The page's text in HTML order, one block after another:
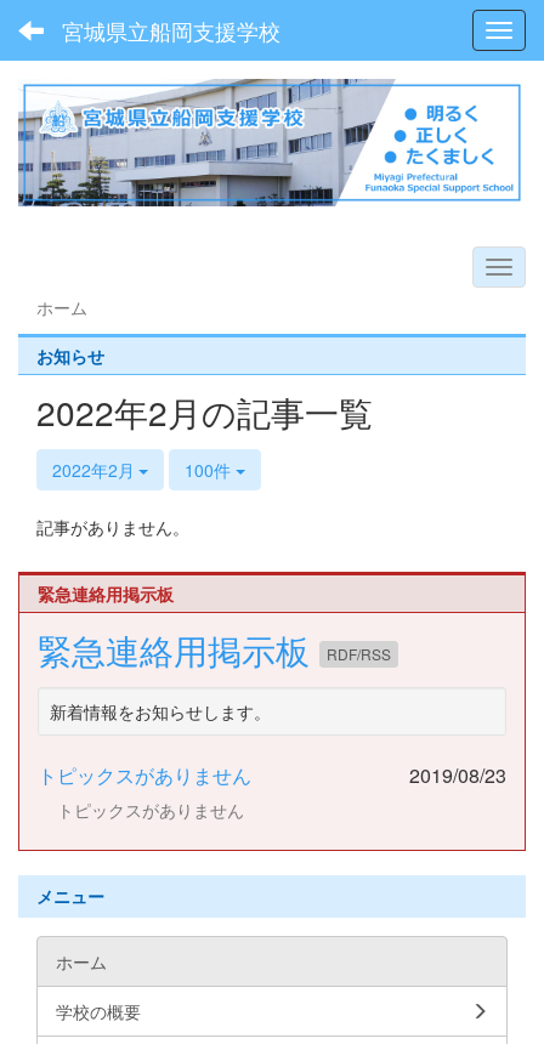
宮城県立船岡支援学校
ホーム
お知らせ
2022年2月の記事一覧
2022年2月 100件
記事がありません。
緊急連絡用掲示板
緊急連絡用掲示板 RDF/RSS
新着情報をお知らせします。
トピックスがありません 2019/08/23
トピックスがありません
メニュー
ホーム
学校の概要